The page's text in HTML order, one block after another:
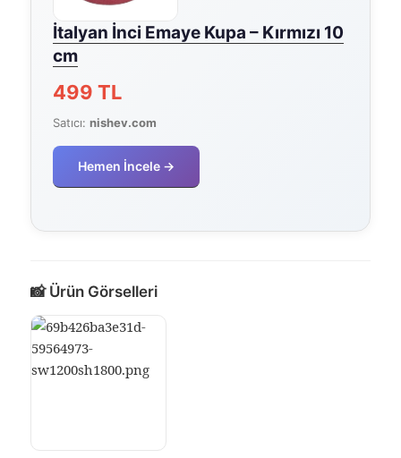
İtalyan İnci Emaye Kupa – Kırmızı 10
cm
499 TL
Satıcı:nishev.com
Hemen İncele →
📸 Ürün Görselleri